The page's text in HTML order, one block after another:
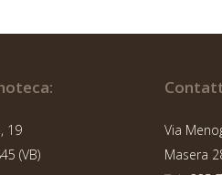
19
(VB)
Via
Masera